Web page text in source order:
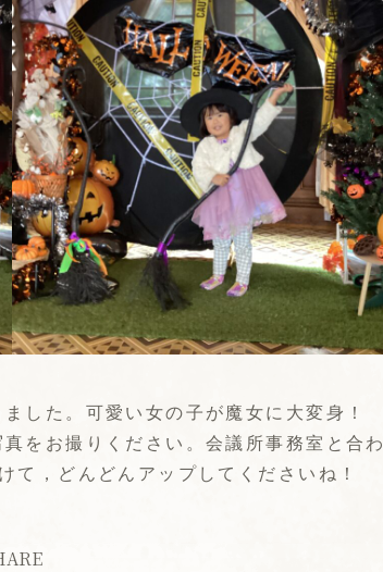
ました。可愛い女の子が魔女に大変身！
をお撮りください。会議所事務室と合わ
て，どんどんアップしてくださいね！